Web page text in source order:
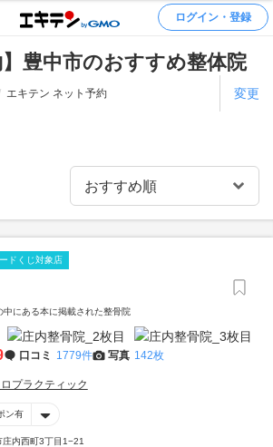
ログイン・登録
】豊中市のおすすめ整体院
エキテン ネット予約 変更
ドくじ対象店
にある本に掲載された整骨院
口コミ 1779件 写真 142枚
プラクティック
ン有
庄内西町3丁目1−21